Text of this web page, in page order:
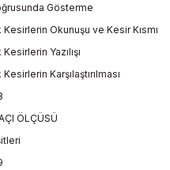
Gösterme
Kesirlerin Okunuşu ve Kesir Kısmı
Yazılışı
Kesirlerin Karşılaştırılması
ÖLÇÜSÜ